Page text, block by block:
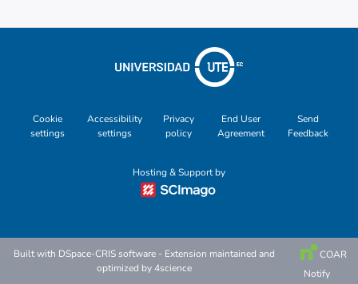
realización precisa y estandarizada de
volumetrías hipocámpicas, contribuyendo así
al diagnóstico temprano y seguimiento de
patologías neurológicas como la epilepsia y
las enfermedades neurodegenerativas.
Cookie
settings
Accessibility
settings
Privacy
policy
End User
Agreement
Send
Feedback
Hosting & Support by
Built with DSpace-CRIS software - Extension maintained and
optimized by4science
COAR
Notify